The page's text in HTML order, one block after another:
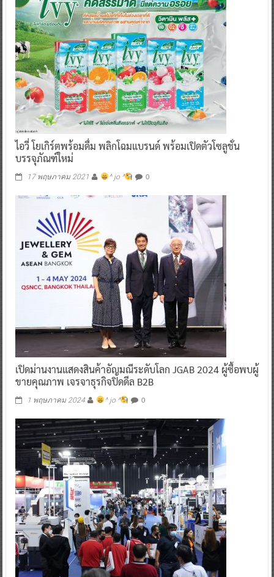
ไอวี่ โยเกิร์ตพร้อมดื่ม พลิกโฉมแบรนด์ พร้อมเปิดตัวโซลูชั่น
บรรจุภัณฑ์ใหม่
17 พฤษภาคม 2021 ^ jo ^ 0
เปิดม่านงานแสดงสินค้าอัญมณีระดับโลก JGAB 2024 ผู้ซื้อพบผู้
ขายคุณภาพ เจรจาธุรกิจปิดดีล B2B
1 พฤษภาคม 2024 ^ jo ^ 0